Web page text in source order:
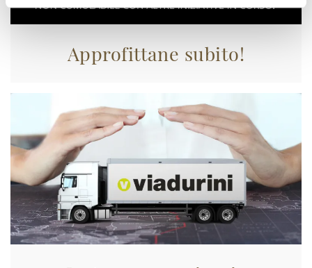
Approfittane subito!